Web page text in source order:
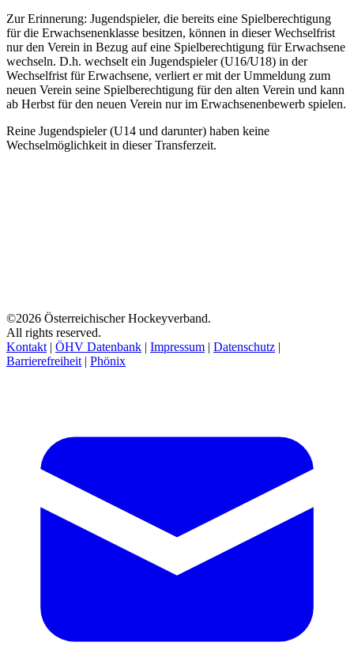
Zur Erinnerung: Jugendspieler, die bereits eine Spielberechtigung
für die Erwachsenenklasse besitzen, können in dieser Wechselfrist
nur den Verein in Bezug auf eine Spielberechtigung für Erwachsene
wechseln. D.h. wechselt ein Jugendspieler (U16/U18) in der
Wechselfrist für Erwachsene, verliert er mit der Ummeldung zum
neuen Verein seine Spielberechtigung für den alten Verein und kann
ab Herbst für den neuen Verein nur im Erwachsenenbewerb spielen.
Reine Jugendspieler (U14 und darunter) haben keine
Wechselmöglichkeit in dieser Transferzeit.
©2026 Österreichischer Hockeyverband.
All rights reserved.
Kontakt | ÖHV Datenbank | Impressum | Datenschutz |
Barrierefreiheit | Phönix